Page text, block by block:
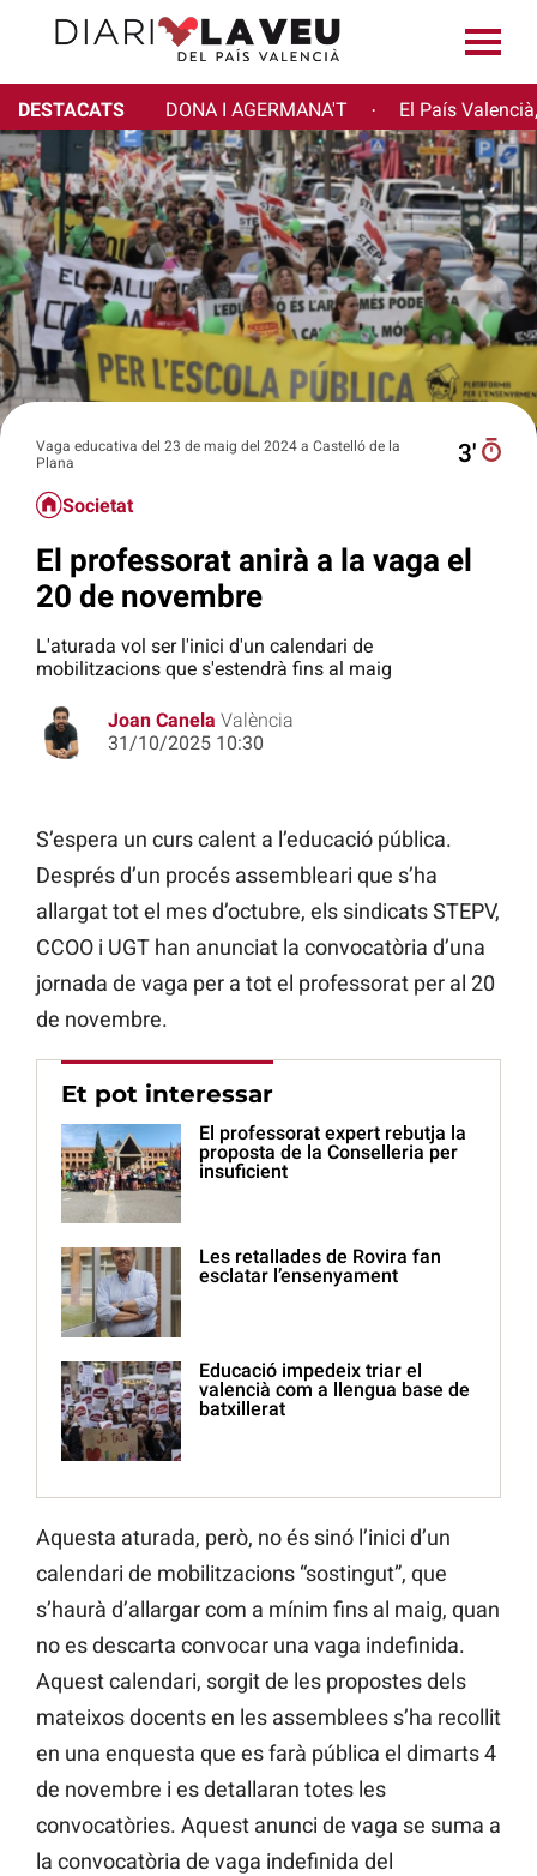
DESTACATS DONA I AGERMANA'T · El País
Vaga educativa del 23 de maig del 2024 a Castelló de la
Plana
3′
Societat
El professorat anirà a la vaga el
20 de novembre
L'aturada vol ser l'inici d'un calendari de
mobilitzacions que s'estendrà fins al maig
Joan Canela València
31/10/2025 10:30
S’espera un curs calent a l’educació pública.
Després d’un procés assembleari que s’ha
allargat tot el mes d’octubre, els sindicats STEPV,
CCOO i UGT han anunciat la convocatòria d’una
jornada de vaga per a tot el professorat per al 20
de novembre.
Et pot interessar
El professorat expert rebutja la
proposta de la Conselleria per
insuficient
Les retallades de Rovira fan
esclatar l’ensenyament
Educació impedeix triar el
valencià com a llengua base de
batxillerat
Aquesta aturada, però, no és sinó l’inici d’un
calendari de mobilitzacions “sostingut”, que
s’haurà d’allargar com a mínim fins al maig, quan
no es descarta convocar una vaga indefinida.
Aquest calendari, sorgit de les propostes dels
mateixos docents en les assemblees s’ha recollit
en una enquesta que es farà pública el dimarts 4
de novembre i es detallaran totes les
convocatòries. Aquest anunci de vaga se suma a
la convocatòria de vaga indefinida del